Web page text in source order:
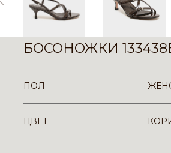
БОСОНОЖКИ
ПОЛ
ЦВЕТ